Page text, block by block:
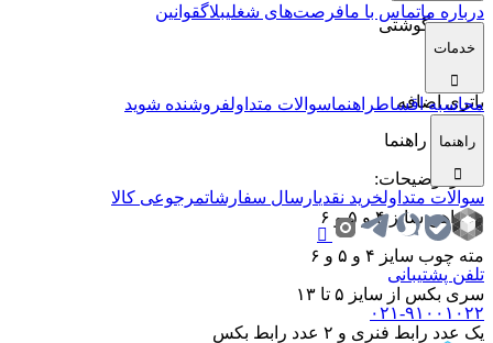
سر پیچ گوشتی
باتری اضافه
دفترچه راهنما
سایر توضیحات:
مته اهن سایز ۴ و ۵ و ۶
مته چوب سایز ۴ و ۵ و ۶
سری بکس از سایز ۵ تا ۱۳
یک عدد رابط فنری و ۲ عدد رابط بکس
درباره ماتماس با مافرصت‌های شغلیبلاگقوانین
خدمات
محاسبه اقساطراهنماسوالات متداولفروشنده شوید
راهنما
سوالات متداولخرید نقدیارسال سفارشاتمرجوعی کالا
تلفن پشتیبانی
۰۲۱-۹۱۰۰۱۰۲۲